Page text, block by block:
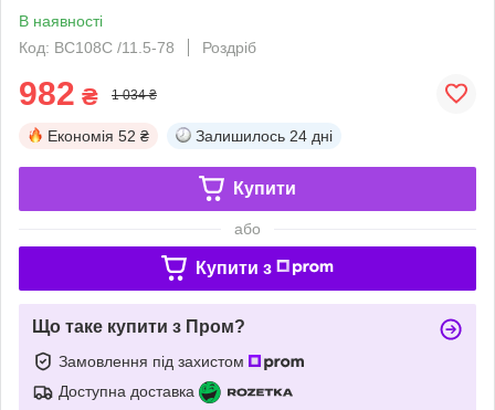
В наявності
Код: BC108C /11.5-78
Роздріб
982 ₴ 1 034 ₴
Економія 52 ₴ Залишилось 24 дні
Купити
або
Купити з
Що таке купити з Пром?
Замовлення під захистом
Доступна доставка